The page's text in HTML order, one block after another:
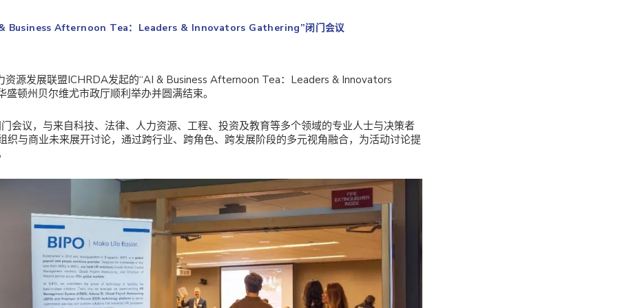
& Business Afternoon Tea：Leaders & Innovators Gathering”闭门会议
资源发展联盟ICHRDA发起的“AI & Business Afternoon Tea：Leaders & Innovators
盛顿州贝尔维尤市政厅顺利举办并圆满结束。
会议，与来自科技、法律、人力资源、工程、投资及教育等多个领域的专业人士与决策者
织与商业未来展开讨论，通过跨行业、跨角色、跨发展阶段的多元视角融合，为活动讨论提